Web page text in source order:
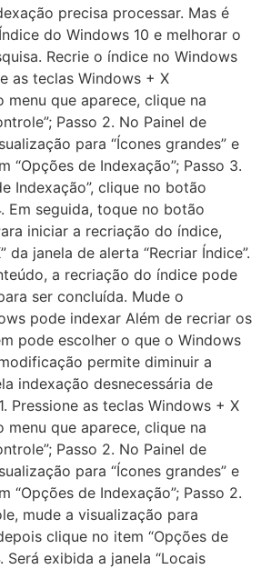
precisa processar. Mas é
do Windows 10 e melhorar o
Recrie o índice no Windows
as teclas Windows + X
menu que aparece, clique na
Passo 2. No Painel de
para “Ícones grandes” e
“Opções de Indexação”; Passo 3.
Indexação”, clique no botão
Em seguida, toque no botão
iniciar a recriação do índice,
da janela de alerta “Recriar Índice”.
a recriação do índice pode
ser concluída. Mude o
pode indexar Além de recriar os
pode escolher o que o Windows
permite diminuir a
indexação desnecessária de
Pressione as teclas Windows + X
menu que aparece, clique na
Passo 2. No Painel de
para “Ícones grandes” e
“Opções de Indexação”; Passo 2.
mude a visualização para
clique no item “Opções de
Será exibida a janela “Locais